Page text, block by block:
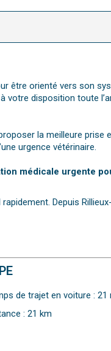
être orienté vers son
votre disposition toute
la meilleure prise
urgence vétérinaire.
médicale urgente
Depuis
de trajet en voiture : 21
: 21 km